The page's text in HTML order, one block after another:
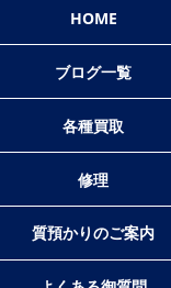
HOME
ブログ一覧
各種買取
修理
質預かりのご案内